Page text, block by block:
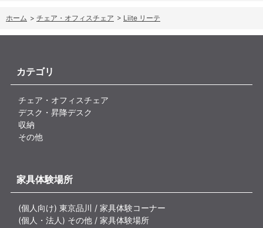
ホーム > チェア・オフィスチェア > Liite リーテ
カテゴリ
チェア・オフィスチェア
デスク・昇降デスク
収納
その他
家具体験場所
(個人向け) 東京品川 / 家具体験コーナー
(個人・法人) その他 / 家具体験場所